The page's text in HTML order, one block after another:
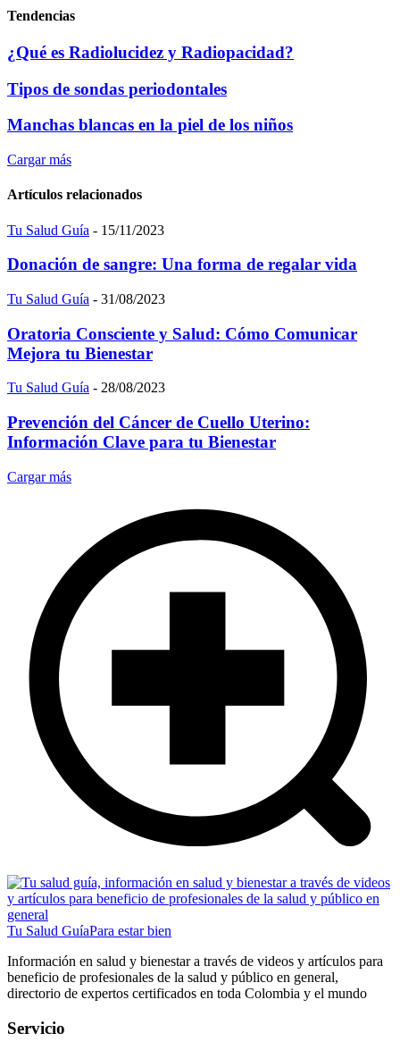
Tendencias
¿Qué es Radiolucidez y Radiopacidad?
Tipos de sondas periodontales
Manchas blancas en la piel de los niños
Cargar más
Artículos relacionados
Tu Salud Guía - 15/11/2023
Donación de sangre: Una forma de regalar vida
Tu Salud Guía - 31/08/2023
Oratoria Consciente y Salud: Cómo Comunicar
Mejora tu Bienestar
Tu Salud Guía - 28/08/2023
Prevención del Cáncer de Cuello Uterino:
Información Clave para tu Bienestar
Cargar más
Tu Salud GuíaPara estar bien
Información en salud y bienestar a través de videos y artículos para
beneficio de profesionales de la salud y público en general,
directorio de expertos certificados en toda Colombia y el mundo
Servicio